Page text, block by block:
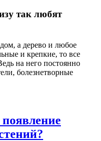
так любят
а дерево и любое
и крепкие, то все
на него постоянно
болезнетворные